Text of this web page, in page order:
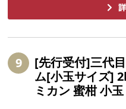
9
[先行受付]三代
ム[小玉サイズ]
ミカン 蜜柑 小